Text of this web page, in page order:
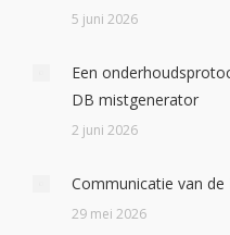
5 juni 2026
Een
DB mistgenerator
2 juni 2026
Communicatie van
29 mei 2026